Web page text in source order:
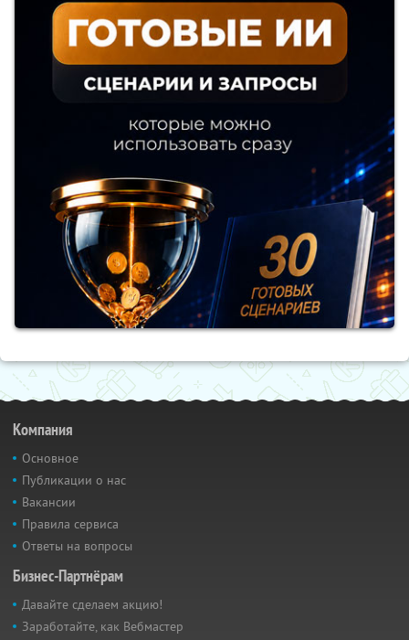
Компания
Основное
Публикации о нас
Вакансии
Правила сервиса
Ответы на вопросы
Бизнес-Партнёрам
Давайте сделаем акцию!
Заработайте, как Вебмастер